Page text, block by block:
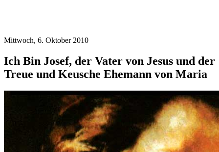
Mittwoch, 6. Oktober 2010
Ich Bin Josef, der Vater von Jesus und der
Treue und Keusche Ehemann von Maria